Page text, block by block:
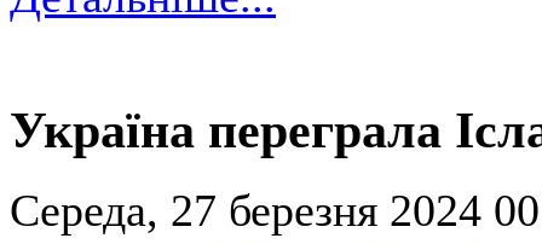
Україна переграла
Середа, 27 березня 2024